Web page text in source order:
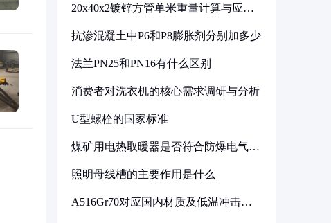
20x40x2镀锌方管单米重量计算与应用
抗渗混凝土中P6和P8膨胀剂分别加多少
法兰PN25和PN16有什么区别
消费者对洗衣机的核心需求调研与分析
U型螺栓的国家标准
煤矿用电热取暖器是否符合防爆电气设
照明母线槽的主要作用是什么
A516Gr70对应国内材质及低温冲击要